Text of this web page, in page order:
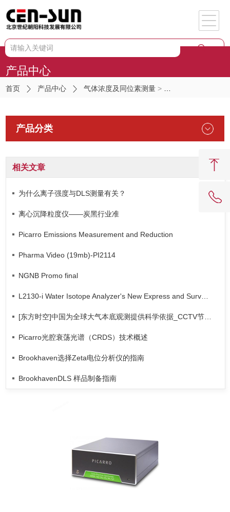
产品中心
首页 产品中心 气体浓度及同位素测量 >
产品分类
相关文章
为什么离子强度与DLS测量有关？
离心沉降粒度仪——炭黑行业准
Picarro Emissions Measurement and Reduction
Pharma Video (19mb)-PI2114
NGNB Promo final
Picarro光腔衰荡光谱（CRDS）技术概述
Brookhaven选择Zeta电位分析仪的指南
BrookhavenDLS 样品制备指南